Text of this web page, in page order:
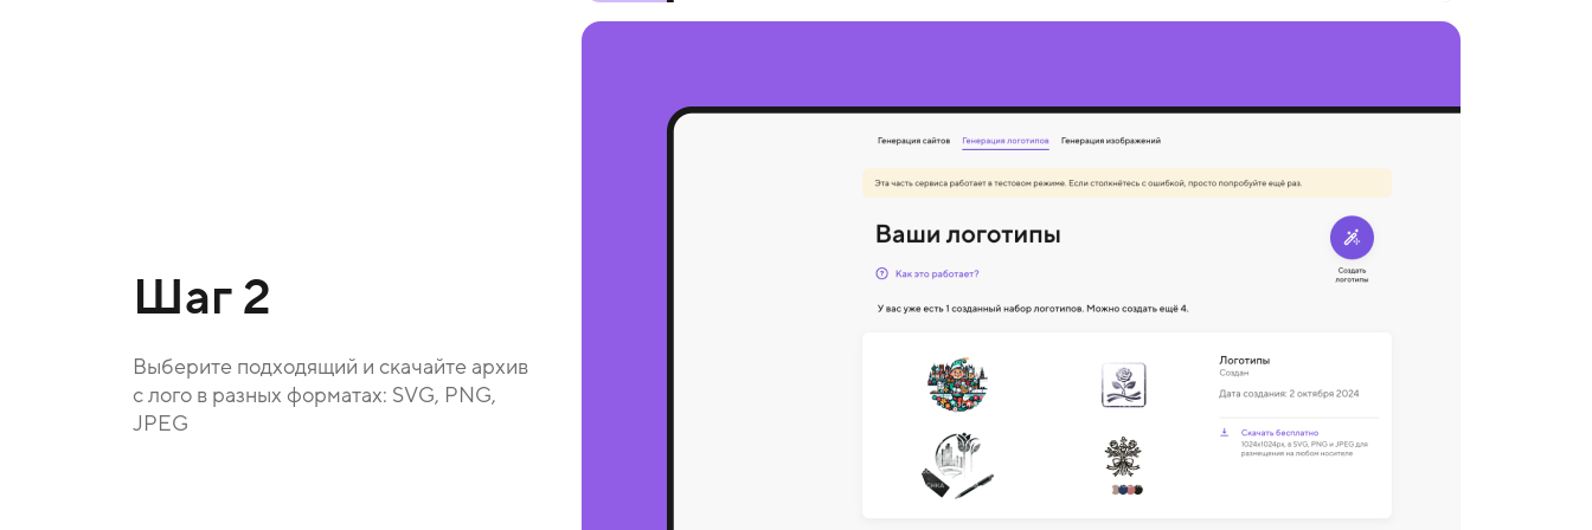
Шаг 2
Выберите подходящий и скачайте архив
с лого в разных форматах: SVG, PNG,
JPEG